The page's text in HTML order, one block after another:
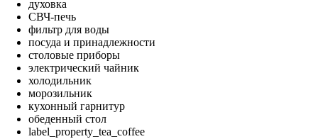
духовка
СВЧ-печь
фильтр для воды
посуда и принадлежности
столовые приборы
электрический чайник
холодильник
морозильник
кухонный гарнитур
обеденный стол
label_property_tea_coffee